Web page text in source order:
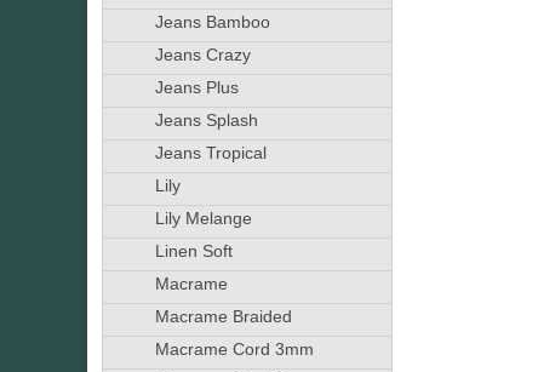
Jeans Bamboo
Jeans Crazy
Jeans Plus
Jeans Splash
Jeans Tropical
Lily
Lily Melange
Linen Soft
Macrame
Macrame Braided
Macrame Cord 3mm